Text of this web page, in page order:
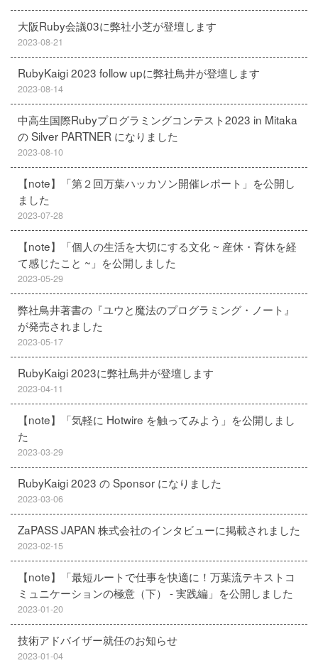
大阪Ruby会議03に弊社小芝が登壇します
2023-08-21
RubyKaigi 2023 follow upに弊社鳥井が登壇します
2023-08-14
中高生国際Rubyプログラミングコンテスト2023 in Mitaka
の Silver PARTNER になりました
2023-08-10
【note】「第２回万葉ハッカソン開催レポート」を公開し
ました
2023-07-28
【note】「個人の生活を大切にする文化 ~ 産休・育休を経
て感じたこと ~」を公開しました
2023-05-29
弊社鳥井著書の『ユウと魔法のプログラミング・ノート』
が発売されました
2023-05-17
RubyKaigi 2023に弊社鳥井が登壇します
2023-04-11
【note】「気軽に Hotwire を触ってみよう」を公開しまし
た
2023-03-29
RubyKaigi 2023 の Sponsor になりました
2023-03-06
ZaPASS JAPAN 株式会社のインタビューに掲載されました
2023-02-15
【note】「最短ルートで仕事を快適に！万葉流テキストコ
ミュニケーションの極意（下） - 実践編」を公開しました
2023-01-20
技術アドバイザー就任のお知らせ
2023-01-04